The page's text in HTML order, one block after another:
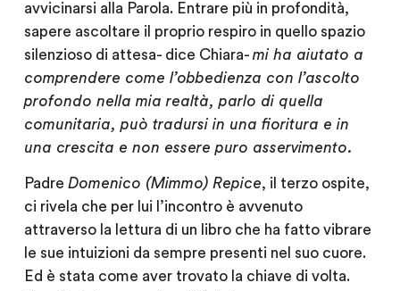
avvicinarsi alla Parola. Entrare più in profondità,
sapere ascoltare il proprio respiro in quello spazio
silenzioso di attesa- dice Chiara- mi ha aiutato a
comprendere come l’obbedienza con l’ascolto
profondo nella mia realtà, parlo di quella
comunitaria, può tradursi in una fioritura e in
una crescita e non essere puro asservimento.
Padre Domenico (Mimmo) Repice, il terzo ospite,
ci rivela che per lui l’incontro è avvenuto
attraverso la lettura di un libro che ha fatto vibrare
le sue intuizioni da sempre presenti nel suo cuore.
Ed è stata come aver trovato la chiave di volta.